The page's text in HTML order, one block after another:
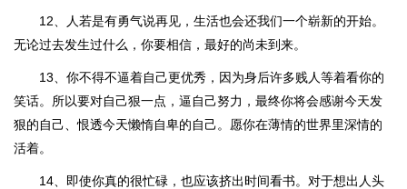
12、人若是有勇气说再见，生活也会还我们一个崭新的开始。
无论过去发生过什么，你要相信，最好的尚未到来。
13、你不得不逼着自己更优秀，因为身后许多贱人等着看你的
笑话。所以要对自己狠一点，逼自己努力，最终你将会感谢今天发
狠的自己、恨透今天懒惰自卑的自己。愿你在薄情的世界里深情的
活着。
14、即使你真的很忙碌，也应该挤出时间看书。对于想出人头